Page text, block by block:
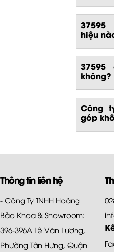
hiệu
37595
không?
Công
góp
Thông tin liên hệ
- Công Ty TNHH Hoàng
Bảo Khoa & Showroom:
396-396A Lê Văn Lương,
Phường Tân Hưng, Quận